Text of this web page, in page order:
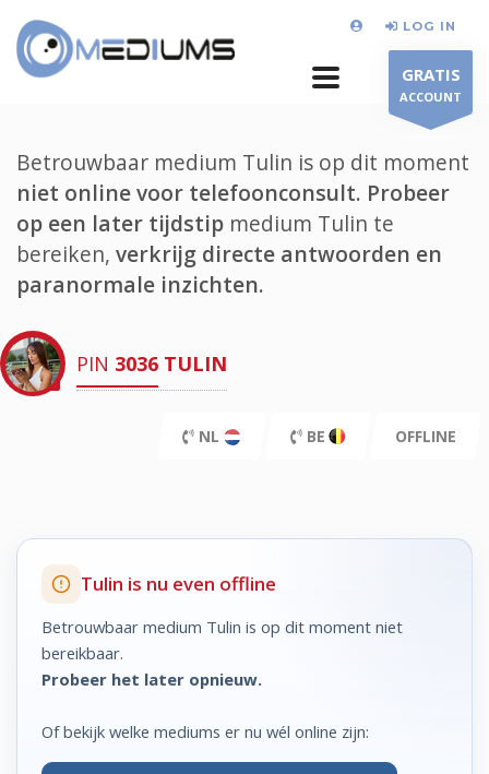
LOG IN
GRATIS
ACCOUNT
Betrouwbaar medium Tulin is op dit moment
niet online voor telefoonconsult. Probeer
op een later tijdstip medium Tulin te
bereiken, verkrijg directe antwoorden en
paranormale inzichten.
PIN 3036 TULIN
NL BE OFFLINE
Tulin is nu even offline
Betrouwbaar medium Tulin is op dit moment niet
bereikbaar.
Probeer het later opnieuw.
Of bekijk welke mediums er nu wél online zijn: